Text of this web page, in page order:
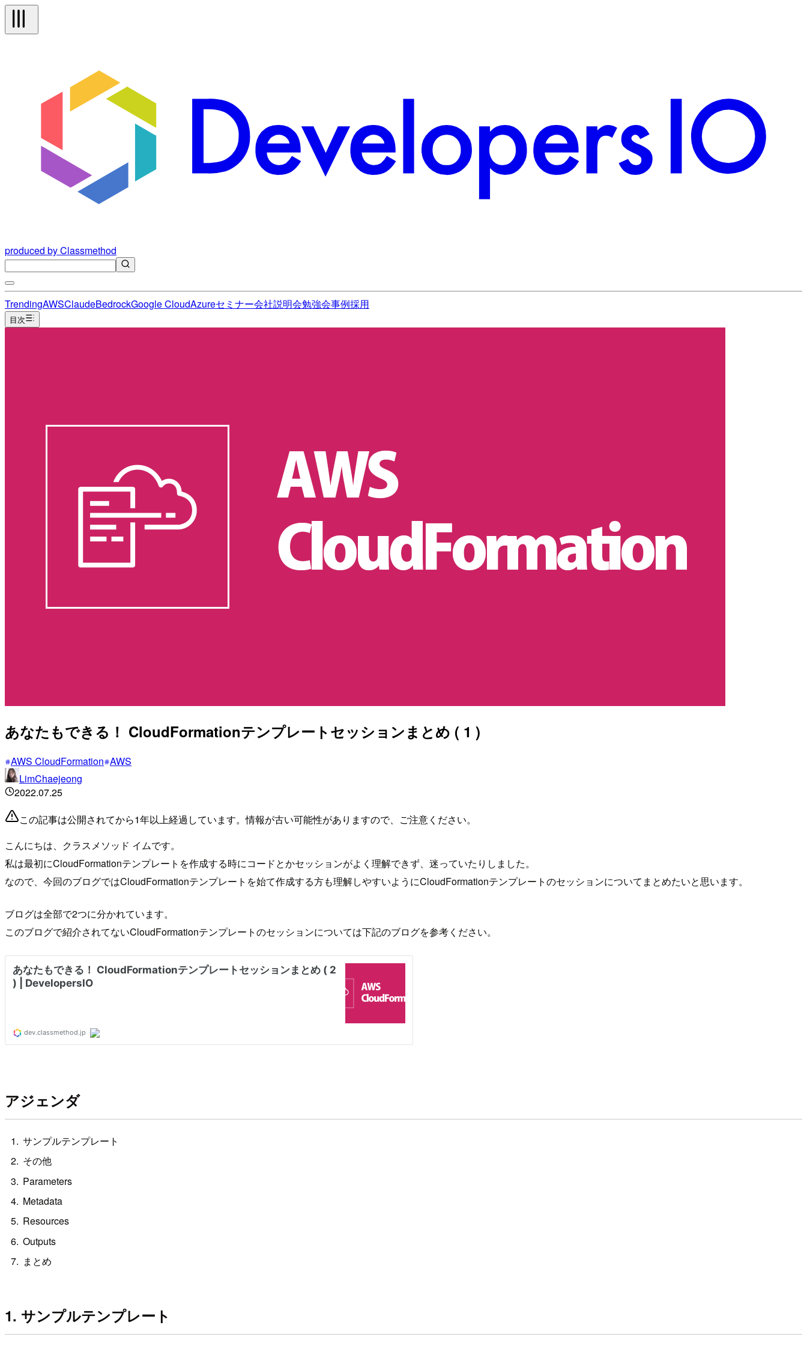
produced by Classmethod
TrendingAWSClaudeBedrockGoogle CloudAzureセミナー会社説明会勉強会事例採用
目次
あなたもできる！ CloudFormationテンプレートセッションまとめ ( 1 )
AWS CloudFormation AWS
LimChaejeong
2022.07.25
この記事は公開されてから1年以上経過しています。情報が古い可能性がありますので、ご注意ください。
こんにちは、クラスメソッド イムです。
私は最初にCloudFormationテンプレートを作成する時にコードとかセッションがよく理解できず、迷っていたりしました。
なので、今回のブログではCloudFormationテンプレートを始て作成する方も理解しやすいようにCloudFormationテンプレートのセッションについてまとめたいと思います。
ブログは全部で2つに分かれています。
このブログで紹介されてないCloudFormationテンプレートのセッションについては下記のブログを参考ください。
アジェンダ
サンプルテンプレート
その他
Parameters
Metadata
Resources
Outputs
まとめ
1. サンプルテンプレート